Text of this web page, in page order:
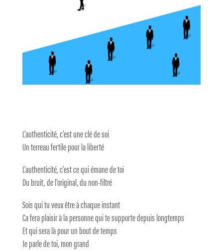
L’authenticité, c’est une clé de soi
Un terreau fertile pour la liberté
L’authenticité, c’est ce qui émane de toi
Du bruit, de l’original, du non-filtré
Sois qui tu veux être à chaque instant
Ca fera plaisir à la personne qui te supporte depuis longtemps
Et qui sera là pour un bout de temps
Je parle de toi, mon grand